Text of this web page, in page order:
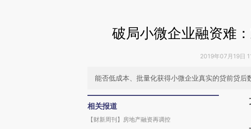
破局小微企业融资难
2019年07月19日
能否低成本、批量化获得小微企业真实的贷前贷
相关报道
【财新周刊】房地产融资再调控
请